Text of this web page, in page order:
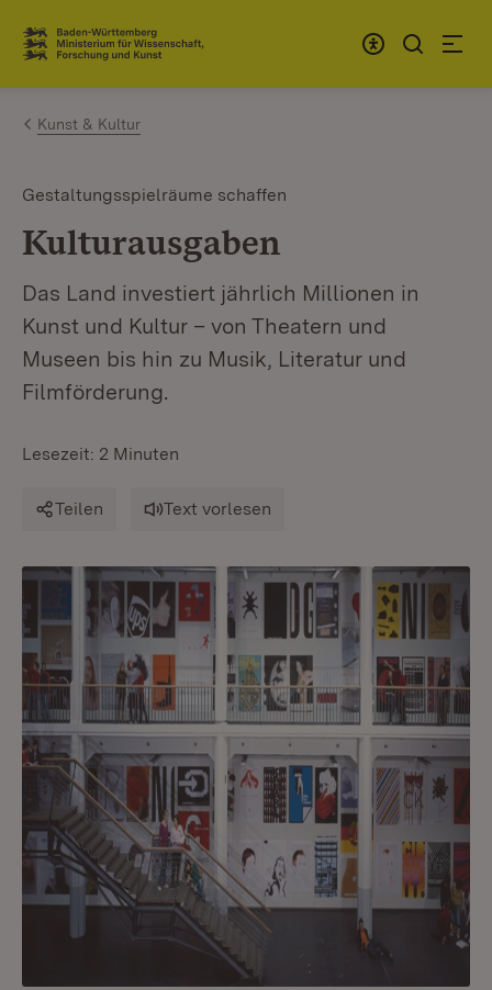
Zum Inhalt springen
Link zur Startseite
Kunst & Kultur
Gestaltungsspielräume schaffen
Kulturausgaben
Das Land investiert jährlich Millionen in
Kunst und Kultur – von Theatern und
Museen bis hin zu Musik, Literatur und
Filmförderung.
Lesezeit: 2 Minuten
Teilen Text vorlesen